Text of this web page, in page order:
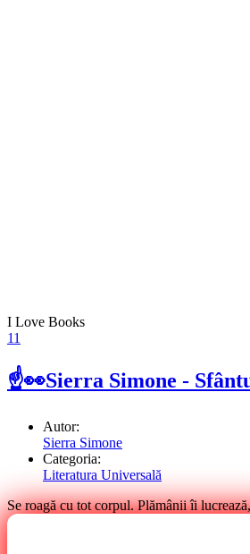
I Love Books
11
☝👀Sierra Simone -
Autor:
Sierra Simone
Categoria:
Literatura Universală
Se roagă cu tot corpul. Plămânii îi